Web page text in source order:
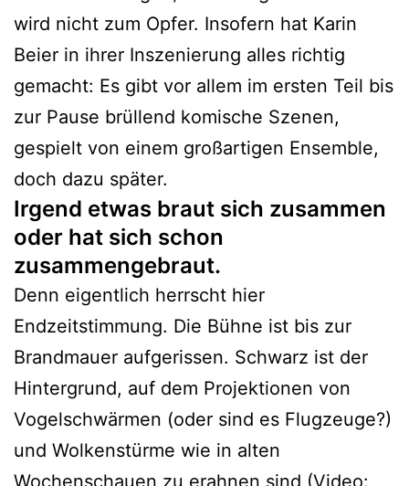
wird nicht zum Opfer. Insofern hat Karin
Beier in ihrer Inszenierung alles richtig
gemacht: Es gibt vor allem im ersten Teil bis
zur Pause brüllend komische Szenen,
gespielt von einem großartigen Ensemble,
doch dazu später.
Irgend etwas braut sich zusammen
oder hat sich schon
zusammengebraut.
Denn eigentlich herrscht hier
Endzeitstimmung. Die Bühne ist bis zur
Brandmauer aufgerissen. Schwarz ist der
Hintergrund, auf dem Projektionen von
Vogelschwärmen (oder sind es Flugzeuge?)
und Wolkenstürme wie in alten
Wochenschauen zu erahnen sind (Video: